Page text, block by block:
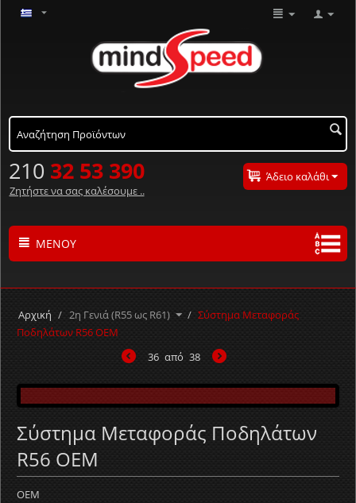
210 32 53 390
Ζητήστε να σας καλέσουμε ..
Άδειο καλάθι
ΜΕΝΟΎ
Μ
Ν Ξ Ο Π Ρ Σ Τ Υ Φ
Αρχική / 2η Γενιά (R55 ως R61) / Σύστημα Μεταφοράς
Ποδηλάτων R56 OEM
36 από 38
Σύστημα Μεταφοράς Ποδηλάτων
R56 OEM
OEM